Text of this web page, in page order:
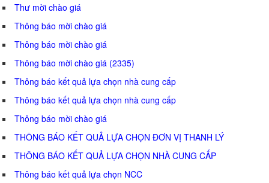
Thư mời chào giá
Thông báo mời chào giá
Thông báo mời chào giá
Thông báo mời chào giá (2335)
Thông báo kết quả lựa chọn nhà cung cấp
Thông báo kết quả lựa chọn nhà cung cấp
Thông báo mời chào giá
THÔNG BÁO KẾT QUẢ LỰA CHỌN ĐƠN VỊ THANH LÝ
THÔNG BÁO KẾT QUẢ LỰA CHỌN NHÀ CUNG CẤP
Thông báo kết quả lựa chọn NCC